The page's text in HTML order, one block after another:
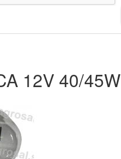
12V 40/45W